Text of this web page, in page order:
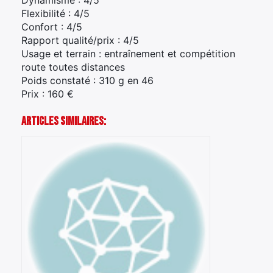
Flexibilité : 4/5
Confort : 4/5
Rapport qualité/prix : 4/5
Usage et terrain : entraînement et compétition
route toutes distances
Poids constaté : 310 g en 46
Prix : 160 €
Articles Similaires: